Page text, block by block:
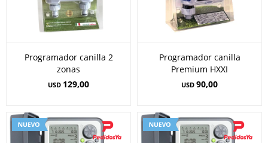
Programador canilla 2
zonas
USD 129,00
Programador canilla
Premium HXXI
USD 90,00